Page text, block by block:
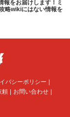
報をお届けします！ミ
略wikiにはない情報を
バシーポリシー
頼
お問い合わせ